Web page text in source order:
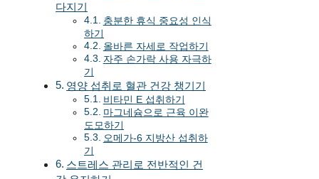
다지기
충분한 휴식 중요성 인식
하기
올바른 자세로 작업하기
자주 손가락 사용 자극하
기
영양 섭취로 혈관 건강 챙기기
비타민 E 섭취하기
마그네슘으로 근육 이완
도모하기
오메가-6 지방산 섭취하
기
스트레스 관리로 전반적인 건